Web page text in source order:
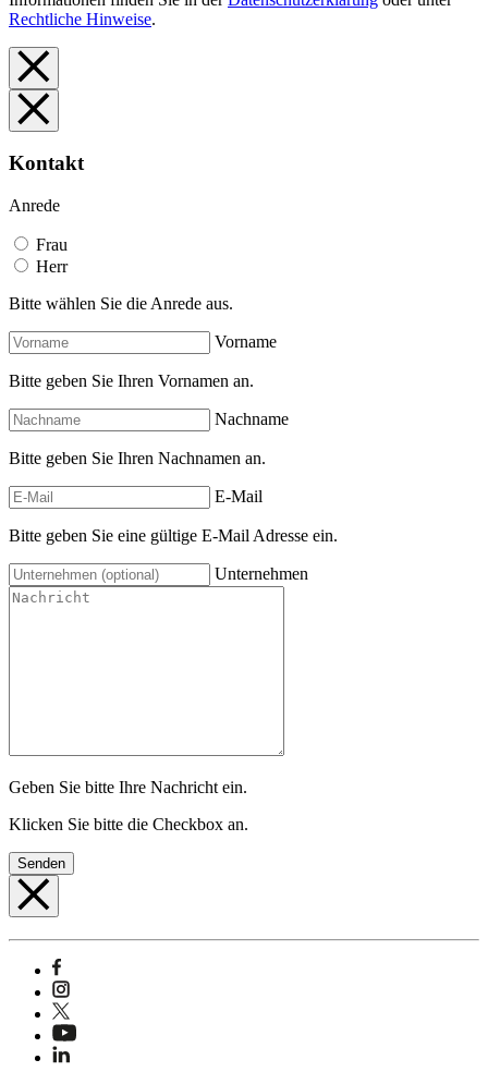
Rechtliche Hinweise.
Kontakt
Anrede
Frau
Herr
Bitte wählen Sie die Anrede aus.
Vorname
Bitte geben Sie Ihren Vornamen an.
Nachname
Bitte geben Sie Ihren Nachnamen an.
E-Mail
Bitte geben Sie eine gültige E-Mail Adresse ein.
Unternehmen
Geben Sie bitte Ihre Nachricht ein.
Klicken Sie bitte die Checkbox an.
Senden